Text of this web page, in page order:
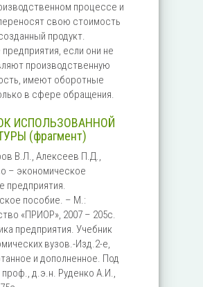
процессе и
свою стоимость
продукт.
если они не
производственную
имеют оборотные
в сфере обращения.
ИСПОЛЬЗОВАННОЙ
(фрагмент)
В.Л., Алексеев П.Д.,
– экономическое
предприятия.
пособие. – М.:
«ПРИОР», 2007 – 205с.
предприятия. Учебник
вузов.-Изд.2-е,
и дополненное. Под
д.э.н. Руденко А.И.,